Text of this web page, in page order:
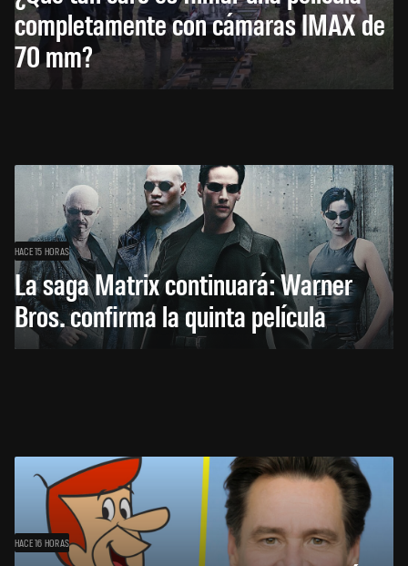
completamente con cámaras IMAX de
70 mm?
HACE 15 HORAS
La saga Matrix continuará: Warner
Bros. confirma la quinta película
HACE 16 HORAS